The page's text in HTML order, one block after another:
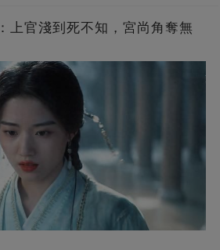
上官淺到死不知，宮尚角奪無